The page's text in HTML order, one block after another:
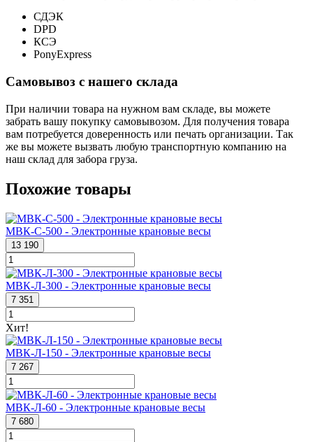
СДЭК
DPD
КСЭ
PonyExpress
Самовывоз с нашего склада
При наличии товара на нужном вам складе, вы можете
забрать вашу покупку самовывозом. Для получения товара
вам потребуется доверенность или печать организации. Так
же вы можете вызвать любую транспортную компанию на
наш склад для забора груза.
Похожие товары
МВК-С-500 - Электронные крановые весы
13 190
МВК-Л-300 - Электронные крановые весы
7 351
Хит!
МВК-Л-150 - Электронные крановые весы
7 267
МВК-Л-60 - Электронные крановые весы
7 680